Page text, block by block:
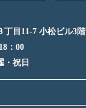
丁目11-7 小松ビル3階
：00
・祝日